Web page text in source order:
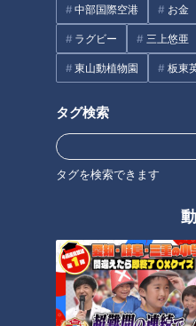
中部国際空港 お金
ラグビー 三上悠亜
東山動植物園 板東
タグ検索
タグを検索できます
グルメ エンタメ
石井亮次
太田×石井のデララバ
東海地方の皆が知っているつも
題・人などの知られざるポイ
り！深い情報を知り尽くした
きの事実を徹底取材で掘り起こ
間！毎週水曜午後7:00～放送。